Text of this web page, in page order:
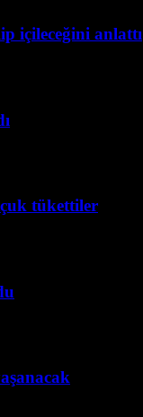
içileceğini anlattı
tükettiler